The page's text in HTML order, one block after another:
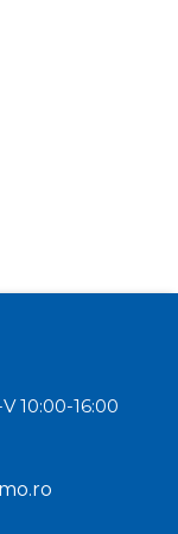
10:00-16:00